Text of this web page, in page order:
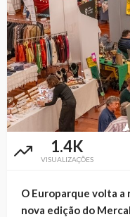
1.4K
VISUALIZAÇÕES
O Europarque volta a
nova edição do